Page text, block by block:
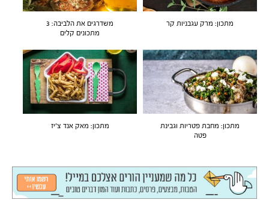
מתכון: מרק עגבניות קר
משדרגים את הלביבה: 3
מתכונים קלים
מתכון: מחבת פטריות וגבינת
פטה
מתכון: מאק אנד צ'יז